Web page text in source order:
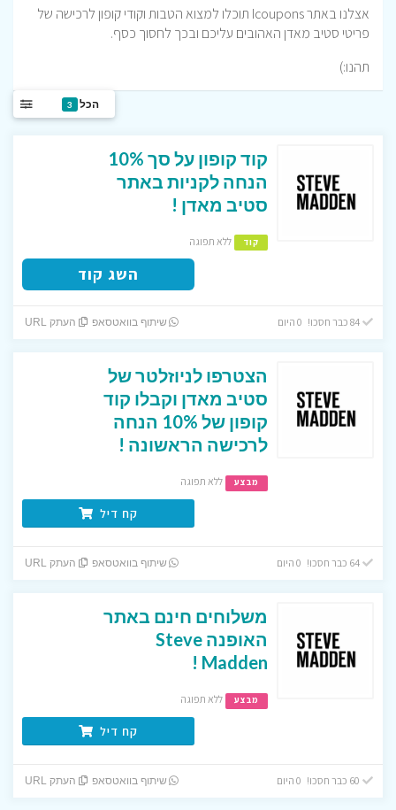
אצלנו באתר Icoupons תוכלו למצוא הטבות וקודי קופון לרכישה של
פריטי סטיב מאדן האהובים עליכם ובכך לחסוך כסף.
תהנו:)
הכל 3
קוד קופון על סך 10%
הנחה לקניות באתר
סטיב מאדן !
קוד ללא תפוגה
השג קוד
84 כבר חסכו! 0 היום שיתוף בוואטסאפ העתק URL
הצטרפו לניוזלטר של
סטיב מאדן וקבלו קוד
קופון של 10% הנחה
לרכישה הראשונה !
מבצע ללא תפוגה
קח דיל
64 כבר חסכו! 0 היום שיתוף בוואטסאפ העתק URL
משלוחים חינם באתר
האופנה Steve
Madden !
מבצע ללא תפוגה
קח דיל
שיתוף בוואטסאפ העתק URL